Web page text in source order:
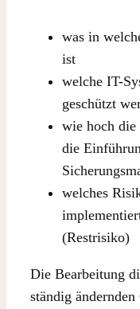
was in
ist
welche IT-
geschützt
wie hoch
die
welches
(Restrisiko)
Die Bearbeitung
ständig ändernden